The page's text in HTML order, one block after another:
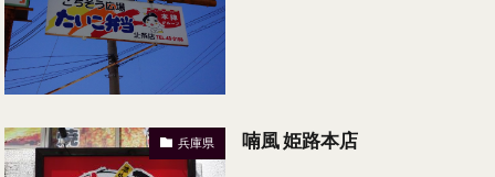
兵庫県 喃風 姫路本店